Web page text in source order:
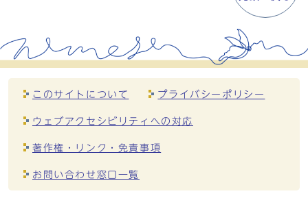
このサイトについて プライバシーポリシー
ウェブアクセシビリティへの対応
著作権・リンク・免責事項
お問い合わせ窓口一覧